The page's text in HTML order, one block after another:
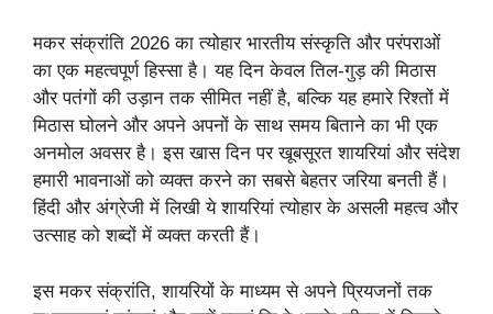
मकर संक्रांति 2026 का त्योहार भारतीय संस्कृति और परंपराओं
का एक महत्वपूर्ण हिस्सा है। यह दिन केवल तिल-गुड़ की मिठास
और पतंगों की उड़ान तक सीमित नहीं है, बल्कि यह हमारे रिश्तों में
मिठास घोलने और अपने अपनों के साथ समय बिताने का भी एक
अनमोल अवसर है। इस खास दिन पर खूबसूरत शायरियां और संदेश
हमारी भावनाओं को व्यक्त करने का सबसे बेहतर जरिया बनती हैं।
हिंदी और अंग्रेजी में लिखी ये शायरियां त्योहार के असली महत्व और
उत्साह को शब्दों में व्यक्त करती हैं।
इस मकर संक्रांति, शायरियों के माध्यम से अपने प्रियजनों तक